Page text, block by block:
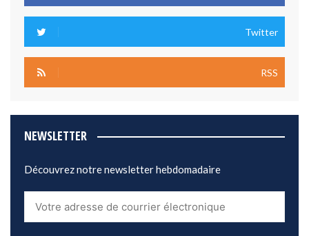
Twitter
RSS
NEWSLETTER
Découvrez notre newsletter hebdomadaire